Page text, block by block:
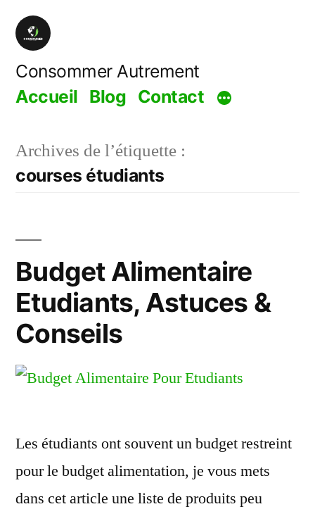
Aller
contenu
Consommer Autrement
Accueil Blog Contact
Archives de l’étiquette :
courses étudiants
Budget Alimentaire
Etudiants, Astuces &
Conseils
Les étudiants ont souvent un budget restreint
pour le budget alimentation, je vous mets
dans cet article une liste de produits peu